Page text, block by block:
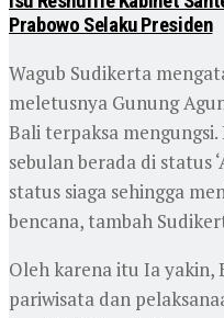
Prabowo Selaku Presiden
Wagub Sudikerta
meletusnya Gunung
Bali terpaksa
sebulan berada di status
status siaga sehingga
bencana, tambah
Oleh karena itu Ia yakin,
pariwisata dan